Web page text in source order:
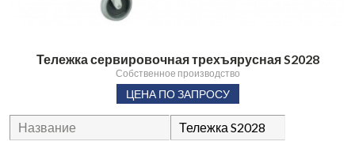
Тележка сервировочная трехъярусная S2028
Собственное производство
ЦЕНА ПО ЗАПРОСУ
Название
Тележка S2028